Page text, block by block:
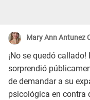
Mary Ann Antunez
¡No se quedó callado!
sorprendió
de demandar a su
psicológica en contra